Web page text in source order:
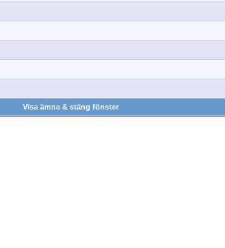
Visa ämne & stäng fönster